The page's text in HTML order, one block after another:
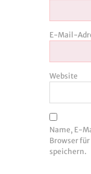
E-Mail-
Website
Name, E-
Browser
speichern.